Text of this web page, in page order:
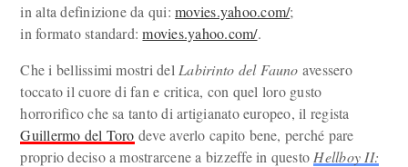
in alta definizione da qui:movies.yahoo.com/;
in formato standard:movies.yahoo.com/.
Che i bellissimi mostri del Labirinto del Fauno avessero
toccato il cuore di fan e critica, con quel loro gusto
horrorifico che sa tanto di artigianato europeo, il regista
Guillermo del Toro deve averlo capito bene, perché pare
proprio deciso a mostrarcene a bizzeffe in questo Hellboy II: